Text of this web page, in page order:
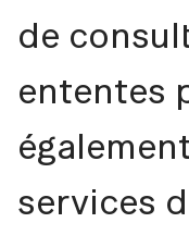
de
ententes
services